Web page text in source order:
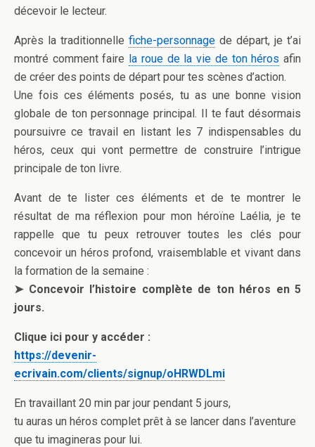
décevoir le lecteur.
Après la traditionnelle fiche-personnage de départ, je t’ai
montré comment faire la roue de la vie de ton héros afin
de créer des points de départ pour tes scènes d’action.
Une fois ces éléments posés, tu as une bonne vision
globale de ton personnage principal. Il te faut désormais
poursuivre ce travail en listant les 7 indispensables du
héros, ceux qui vont permettre de construire l’intrigue
principale de ton livre.
Avant de te lister ces éléments et de te montrer le
résultat de ma réflexion pour mon héroïne Laélia, je te
rappelle que tu peux retrouver toutes les clés pour
concevoir un héros profond, vraisemblable et vivant dans
la formation de la semaine :
➤ Concevoir l’histoire complète de ton héros en 5
jours.
Clique ici pour y accéder :
https://devenir-
ecrivain.com/clients/signup/oHRWDLmi
En travaillant 20 min par jour pendant 5 jours,
tu auras un héros complet prêt à se lancer dans l’aventure
que tu imagineras pour lui.